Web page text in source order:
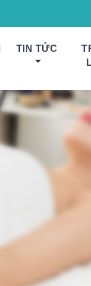
TIN TỨC